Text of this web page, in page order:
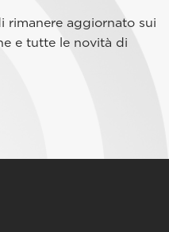
rimanere aggiornato sui
e tutte le novità di